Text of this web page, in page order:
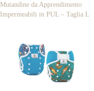
Mutandine da Apprendimento
Impermeabili in PUL – Taglia L